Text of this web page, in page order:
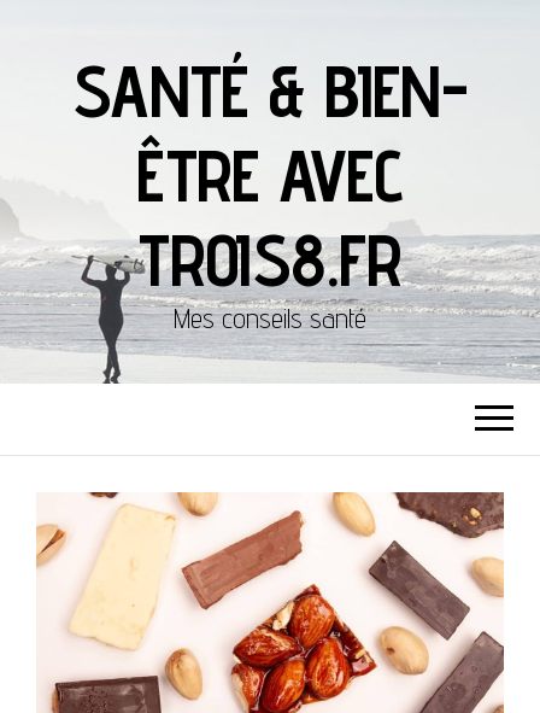
SANTÉ & BIEN-
ÊTRE AVEC
TROIS8.FR
Mes conseils santé